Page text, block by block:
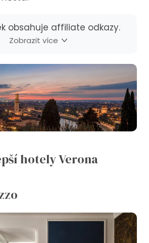
obsahuje affiliate odkazy.
Zobrazit více
hotely Verona